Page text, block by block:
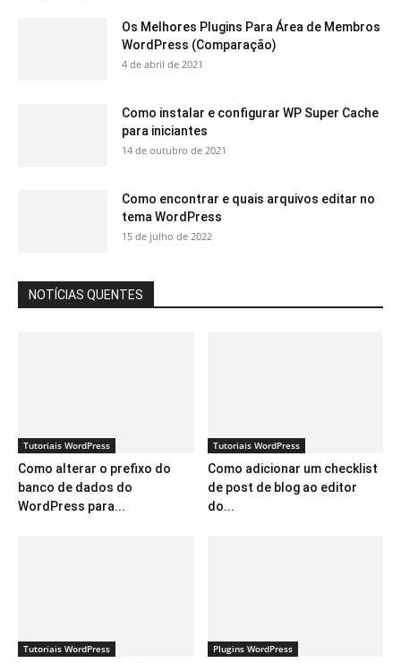
Os Melhores Plugins Para Área de Membros
WordPress (Comparação)
4 de abril de 2021
Como instalar e configurar WP Super Cache
para iniciantes
14 de outubro de 2021
Como encontrar e quais arquivos editar no
tema WordPress
15 de julho de 2022
NOTÍCIAS QUENTES
Tutoriais WordPress
Como alterar o prefixo do
banco de dados do
WordPress para...
Tutoriais WordPress
Como adicionar um checklist
de post de blog ao editor
do...
Tutoriais WordPress Plugins WordPress